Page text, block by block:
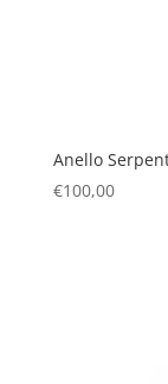
Anello
€100,00